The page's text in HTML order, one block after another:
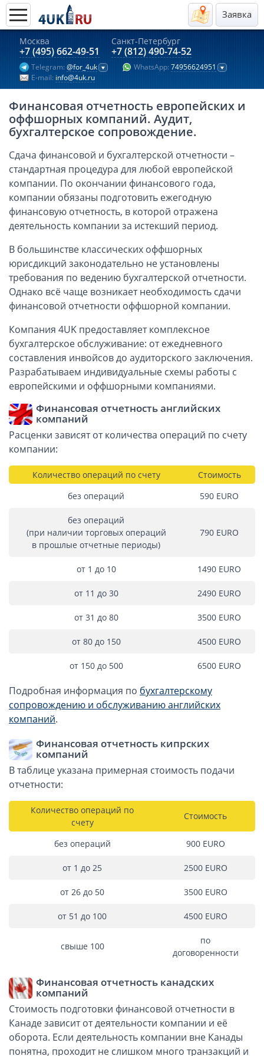
Заявка
Москва
+7 (495) 662-49-51
Санкт-Петербург
+7 (812) 490-74-52
Telegram: @for_4uk WhatsApp: 74956624951
E-mail: info@4uk.ru
Актуальные предложения 2026
Компании в Гонконге
Английские компании LTD
Киргизия (компания и счёт)
Компании в Китае
Казахстан (компания и счёт)
Открытие счета в банках Казахстана
Платежная система Гонконга
Платежная система Великобритании
Платежная система Маврикия
Платежная система Казахстана
ОАЭ, Дубай (компания и счёт)
ОАЭ, Аджман (компания и счёт)
Оффшоры в Панаме
Турция (компания и счёт)
Счёт и карта в Турции для физлиц
Cчёт в Турции для компании
Счёт и карта в Киргизии для физлиц
Гражданство Вануату
Гражданство Сьерра-Леоне
Европейские и резидентные компании
Английские партнерства LLP
Ирландские компании LTD
Компании в Сингапуре
Компании на Кипре
Канадские компании LTD
Компании в США (Флорида)
Оффшорные компании
Оффшоры на БВО (BVI)
Оффшоры на Маршалловых Островах
Оффшоры в Панаме
Бухгалтерское сопровождение и обслуживание Английских
компаний
Аудиторские и бухгалтерские услуги, сдача отчетности
Ликвидация зарубежных компаний
Открытие счета в платежной системе
Мерчант аккаунт
VAT номер (НДС)
Проверка названий Английских компаний
Дополнительные услуги
Правовые услуги
Финансовая отчетность европейских и
оффшорных компаний. Аудит,
бухгалтерское сопровождение.
Сдача финансовой и бухгалтерской отчетности –
стандартная процедура для любой европейской
компании. По окончании финансового года,
компании обязаны подготовить ежегодную
финансовую отчетность, в которой отражена
деятельность компании за истекший период.
В большинстве классических оффшорных
юрисдикций законодательно не установлены
требования по ведению бухгалтерской отчетности.
Однако всё чаще возникает необходимость сдачи
финансовой отчетности оффшорной компании.
Компания 4UK предоставляет комплексное
бухгалтерское обслуживание: от ежедневного
составления инвойсов до аудиторского заключения.
Разрабатываем индивидуальные схемы работы с
европейскими и оффшорными компаниями.
Финансовая отчетность английских
компаний
Расценки зависят от количества операций по счету
компании:
Количество операций по счету
Стоимость
без операций
590 EURО
без операций
(при наличии торговых операций
в прошлые отчетные периоды)
790 EURО
от 1 до 10 1490 EURО
от 11 до 30 2490 EURО
от 31 до 80 3500 EURО
от 80 до 150 4500 EURО
от 150 до 500 6500 EURО
Подробная информация по бухгалтерскому
сопровождению и обслуживанию английских
компаний.
Финансовая отчетность кипрских
компаний
В таблице указана примерная стоимость подачи
отчетности:
Количество операций по
счету
Стоимость
без операций 900 EURО
от 1 до 25 2500 EURО
от 26 до 50 3500 EURО
от 51 до 100 4500 EURО
свыше 100
по
договоренности
Финансовая отчетность канадских
компаний
Стоимость подготовки финансовой отчетности в
Канаде зависит от деятельности компании и её
оборота. Если деятельность компании вне Канады
понятна, проходит не слишком много транзакций и